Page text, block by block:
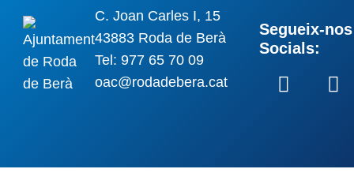
C. Joan Carles I, 15
43883 Roda de Berà
Tel: 977 65 70 09
oac@rodadebera.cat
Segueix-
Socials: